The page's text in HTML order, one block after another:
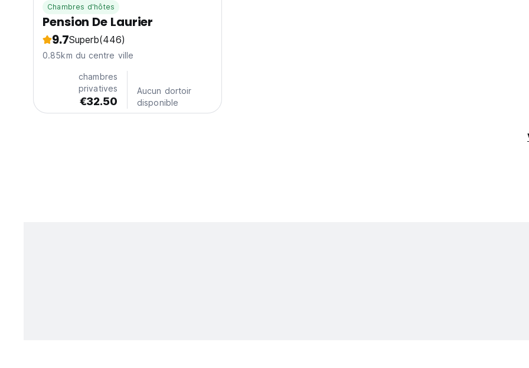
Chambres d'hôtes
Pension De Laurier
9.7Superb(446)
0.85km du centre ville
chambres
privatives
€32.50
Aucun dortoir
disponible